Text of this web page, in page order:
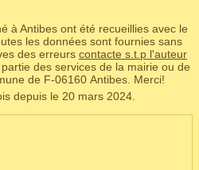
à Antibes ont été recueillies avec le
les données sont fournies sans
des erreurs contacte s.t.p l'auteur
partie des services de la mairie ou de
de F‑06160 Antibes. Merci!
depuis le 20 mars 2024.